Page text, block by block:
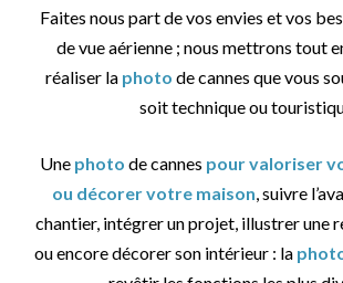
Faites nous part de vos envies et vos
de vue aérienne ; nous mettrons tout
réaliser la photo de cannes que vous
soit technique ou
Une photo de cannes pour valoriser
ou décorer votre maison, suivre
chantier, intégrer un projet, illustrer une
ou encore décorer son intérieur : la